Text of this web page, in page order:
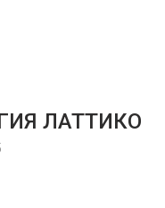
ЛАТТИКО